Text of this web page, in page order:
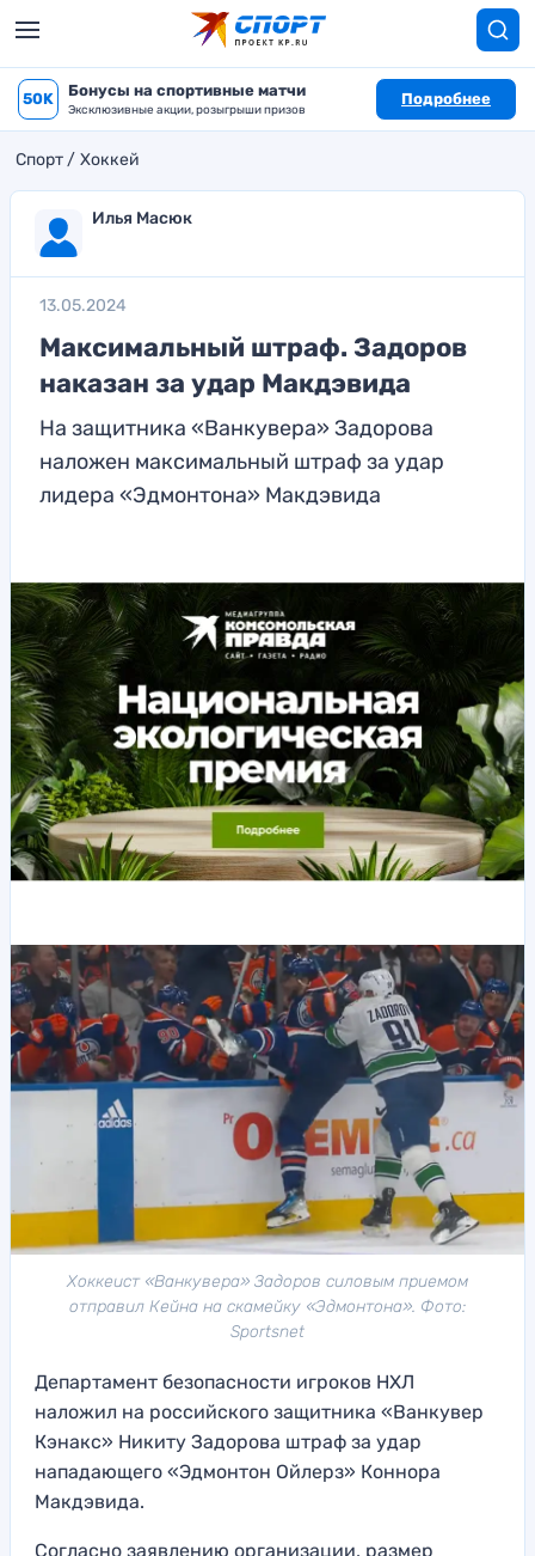
50K Бонусы на спортивные матчи
Эксклюзивные акции, розыгрыши призов
Подробнее
Спорт Хоккей
Илья Масюк
13.05.2024
Максимальный штраф. Задоров
наказан за удар Макдэвида
На защитника «Ванкувера» Задорова
наложен максимальный штраф за удар
лидера «Эдмонтона» Макдэвида
Хоккеист «Ванкувера» Задоров силовым приемом
отправил Кейна на скамейку «Эдмонтона». Фото:
Sportsnet
Департамент безопасности игроков НХЛ
наложил на российского защитника «Ванкувер
Кэнакс» Никиту Задорова штраф за удар
нападающего «Эдмонтон Ойлерз» Коннора
Макдэвида.
Согласно заявлению организации, размер